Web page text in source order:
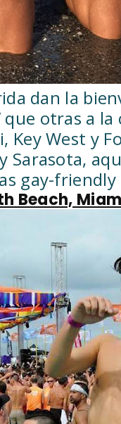
dan la
otras a
Key West y
Sarasota,
gay-
Beach,